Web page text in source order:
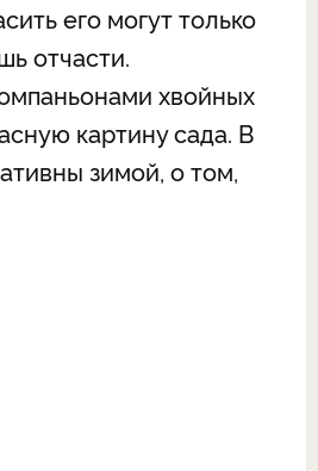
его могут только
отчасти.
хвойных
картину сада. В
зимой, о том,